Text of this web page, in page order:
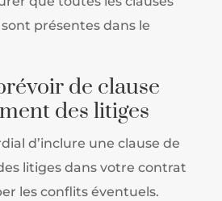
présentes dans le
de clause
des litiges
d’inclure une clause de
litiges dans votre contrat
les conflits éventuels.